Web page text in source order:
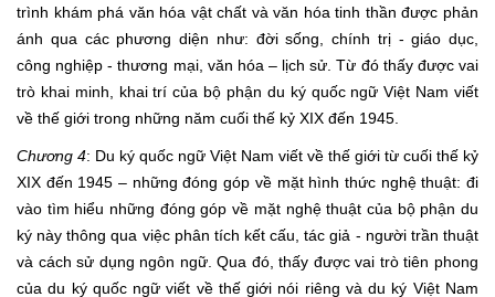
trình khám phá văn hóa vật chất và văn hóa tinh thần được phản
ánh qua các phương diện như: đời sống, chính trị - giáo dục,
công nghiệp - thương mại, văn hóa – lịch sử. Từ đó thấy được vai
trò khai minh, khai trí của bộ phận du ký quốc ngữ Việt Nam viết
về thế giới trong những năm cuối thế kỷ XIX đến 1945.
Chương 4: Du ký quốc ngữ Việt Nam viết về thế giới từ cuối thế kỷ
XIX đến 1945 – những đóng góp về mặt hình thức nghệ thuật: đi
vào tìm hiểu những đóng góp về mặt nghệ thuật của bộ phận du
ký này thông qua việc phân tích kết cấu, tác giả - người trần thuật
và cách sử dụng ngôn ngữ. Qua đó, thấy được vai trò tiên phong
của du ký quốc ngữ viết về thế giới nói riêng và du ký Việt Nam